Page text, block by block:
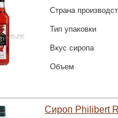
Страна
Тип упаковки
Вкус сиропа
Объем
Сироп Philibert